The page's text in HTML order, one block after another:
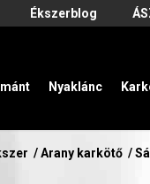
Ékszerblog
Nyaklánc
/ Arany karkötő /